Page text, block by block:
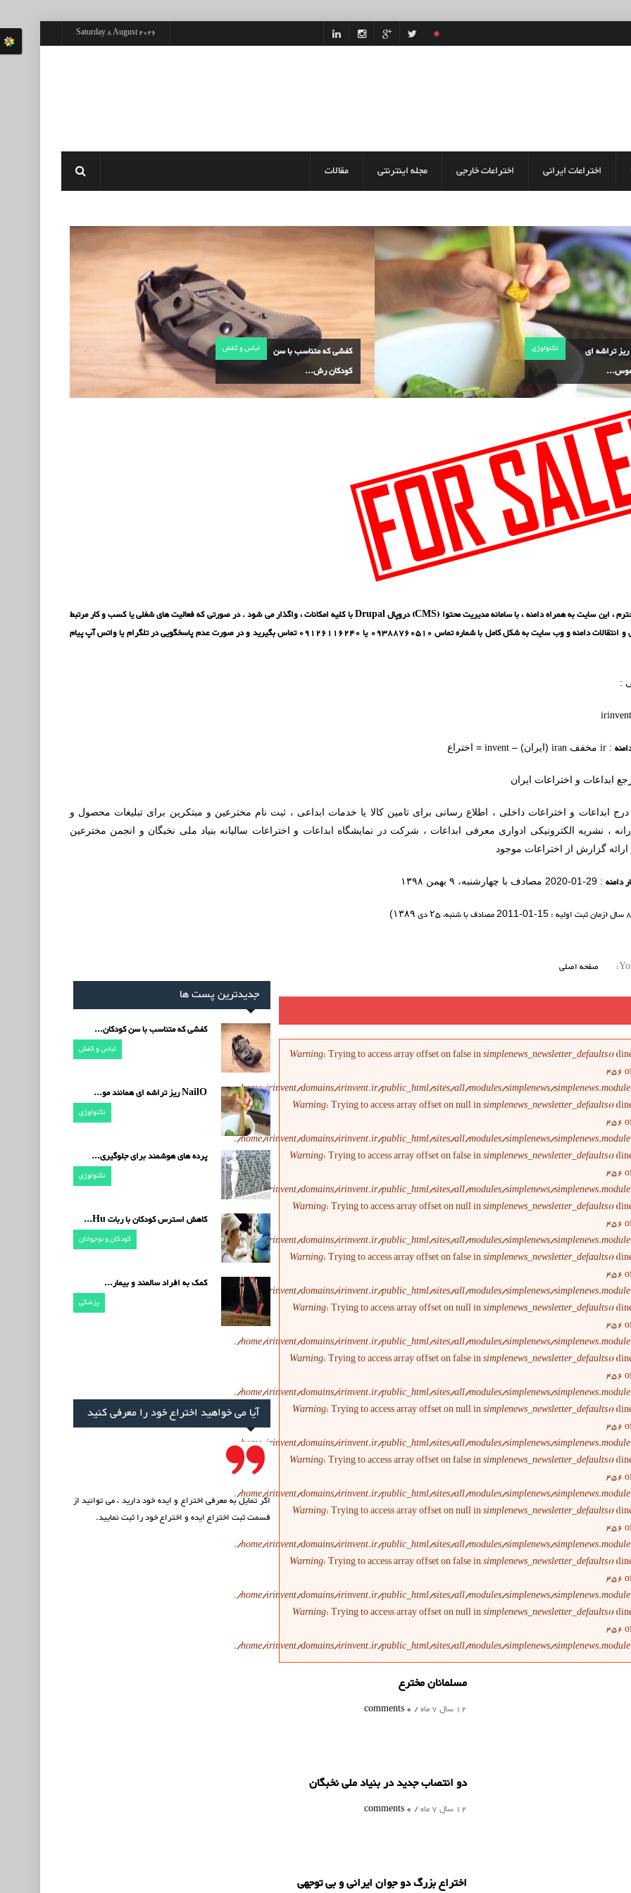
Saturday 8 August 2026
اختراعات ایرانی اختراعات خارجی مجله اینترنتی مقالات
لباس و کفش
کفشی که متناسب با سن
کودکان رش...
تکنولوژی
NailO ریز تراشه ای
موس...
بازدید کننده محترم ، این سایت به همراه دامنه ، با سامانه مدیریت محتوا (CMS) دروپال Drupal با کلیه امکانات ، واگذار می شود . در صورتی که فعالیت های شغلی یا کسب و کار مرتبط
دارید برای نقل و انتقالات دامنه و وب سایت به شکل کامل با شماره تماس 09388760510 یا 09126116240 تماس بگیرید و در صورت عدم پاسخگویی در تلگرام یا واتس آپ پیام
:
:
irمخفف iran(ایران) – invent= اختراع
ابداعات و اختراعات ایران
ابداعات و اختراعات داخلی ، اطلاع رسانی برای تامین کالا یا خدمات ابداعی ، ثبت نام مخترعین و مبتکرین برای تبلیغات محصول و
، نشریه الکترونیکی ادواری معرفی ابداعات ، شرکت در نمایشگاه ابداعات و اختراعات سالیانه بنیاد ملی نخبگان و انجمن مخترعین
ارائه گزارش از اختراعات موجود
دامنه: 29-01-2020 مصادف با چهارشنبه، ۹ بهمن ۱۳۹۸
2011-01-15مصادف با شنبه،۲۵دی۱۳۸۹)
صفحه اصلی
خطا Warning: Trying to access array offset on false insimplenews_newsletter_defaults()
456
/home/irinvent/domains/irinvent.ir/public_html/sites/all/modules/simplenews/simplenews.module
Warning: Trying to access array offset on null insimplenews_newsletter_defaults()
456
/home/irinvent/domains/irinvent.ir/public_html/sites/all/modules/simplenews/simplenews.module
Warning: Trying to access array offset on false insimplenews_newsletter_defaults()
456
/home/irinvent/domains/irinvent.ir/public_html/sites/all/modules/simplenews/simplenews.module
Warning: Trying to access array offset on null insimplenews_newsletter_defaults()
456
/home/irinvent/domains/irinvent.ir/public_html/sites/all/modules/simplenews/simplenews.module
Warning: Trying to access array offset on false insimplenews_newsletter_defaults()
456
/home/irinvent/domains/irinvent.ir/public_html/sites/all/modules/simplenews/simplenews.module
Warning: Trying to access array offset on null insimplenews_newsletter_defaults()
456
/home/irinvent/domains/irinvent.ir/public_html/sites/all/modules/simplenews/simplenews.module
Warning: Trying to access array offset on false insimplenews_newsletter_defaults()
456
/home/irinvent/domains/irinvent.ir/public_html/sites/all/modules/simplenews/simplenews.module
Warning: Trying to access array offset on null insimplenews_newsletter_defaults()
456
/home/irinvent/domains/irinvent.ir/public_html/sites/all/modules/simplenews/simplenews.module
Warning: Trying to access array offset on false insimplenews_newsletter_defaults()
456
/home/irinvent/domains/irinvent.ir/public_html/sites/all/modules/simplenews/simplenews.module
Warning: Trying to access array offset on null insimplenews_newsletter_defaults()
456
/home/irinvent/domains/irinvent.ir/public_html/sites/all/modules/simplenews/simplenews.module
Warning: Trying to access array offset on false insimplenews_newsletter_defaults()
456
/home/irinvent/domains/irinvent.ir/public_html/sites/all/modules/simplenews/simplenews.module
Warning: Trying to access array offset on null insimplenews_newsletter_defaults()
456
/home/irinvent/domains/irinvent.ir/public_html/sites/all/modules/simplenews/simplenews.module
مسلمانان مخترع
12 سال 7 ماه / 0 comments
دو انتصاب جدید در بنیاد ملی نخبگان
12 سال 7 ماه / 0 comments
اختراع بزرگ دو جوان ایرانی و بی توجهی
جدیدترین پست ها
کفشی که متناسب با سن کودکان...
لباس و کفش
NailO ریز تراشه ای همانند مو...
تکنولوژی
پرده های هوشمند برای جلوگیری...
تکنولوژی
کاهش استرس کودکان با ربات Hu...
کودکان و نوجوانان
کمک به افراد سالمند و بیمار...
پزشکی
آیا می خواهید اختراع خود را معرفی کنید
اگر تمایل به معرفی اختراع و ایده خود دارید ، می توانید از
قسمتثبت اختراع ایدهو اختراع خود را ثبت نمایید.